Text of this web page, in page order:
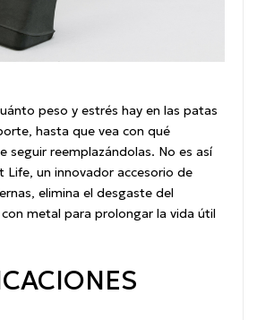
peso y estrés hay en las patas
hasta que vea con qué
seguir reemplazándolas. No es así
Life, un innovador accesorio de
elimina el desgaste del
metal para prolongar la vida útil